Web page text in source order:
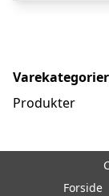
Varekategorier
Produkter
Forside